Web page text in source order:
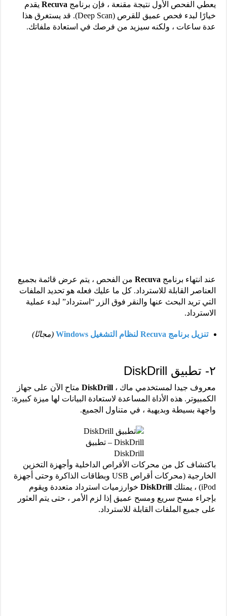
يعطي الفحص الأول نتيجة مقنعة ، فإن برنامج Recuvaيقدم
خيارًا لبدء فحص عميق للقرص (Deep Scan). قد يستغرق هذا
عدة ساعات ، ولكنه سيزيد من فرصك في استعادة ملفاتك.
عند انتهاء برنامج Recuvaمن الفحص ، يتم عرض قائمة بجميع
العناصر القابلة للاسترداد. كل ما عليك فعله هو تحديد الملفات
التي تريد البحث عنها والنقر فوق الزر “استرداد” لبدء عملية
الاسترداد.
تنزيل برنامج Recuva لنظام التشغيل Windows (مجانًا)
٢- تطبيق DiskDrill
معروف جيدا لمستخدمي ماك ، DiskDrillمتاح الآن على جهاز
الكمبيوتر. هذه الأداة المساعدة لاستعادة البيانات لها ميزة كبيرة:
واجهة بسيطة وبديهية ، في متناول الجميع.
DiskDrill – تطبيق
DiskDrill
باكتشاف كل من محركات الأقراص الداخلية وأجهزة التخزين
الخارجية (محركات أقراص USB وبطاقات الذاكرة وحتى أجهزة
iPod) ، يمتلك
DiskDrillخوارزميات استرداد متعددة ويقوم
بإجراء مسح سريع ومسح عميق إذا لزم الأمر ، حتى يتم العثور
على جميع الملفات القابلة للاسترداد.